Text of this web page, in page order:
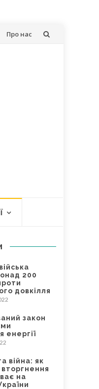
Про нас
200
довкілля
закон
енергії
війна: як
вторгнення
на